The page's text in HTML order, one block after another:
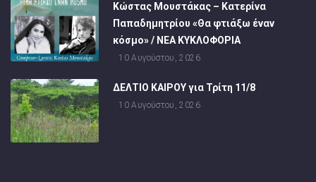
Κώστας Μουστάκας – Κατερίνα
Παπαδημητρίου «Θα φτιάξω έναν
κόσμο» / NEA KYΚΛΟΦΟΡΙΑ
10 Αυγούστου, 2026
ΔΕΛΤΙΟ ΚΑΙΡΟΥ για Τρίτη 11/8
10 Αυγούστου, 2026